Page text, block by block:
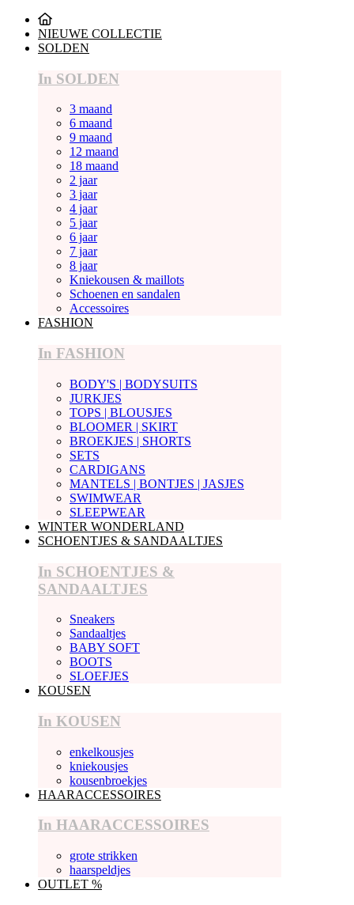
NIEUWE COLLECTIE
SOLDEN
In SOLDEN
3 maand
6 maand
9 maand
12 maand
18 maand
2 jaar
3 jaar
4 jaar
5 jaar
6 jaar
7 jaar
8 jaar
Kniekousen & maillots
Schoenen en sandalen
Accessoires
FASHION
In FASHION
BODY'S | BODYSUITS
JURKJES
TOPS | BLOUSJES
BLOOMER | SKIRT
BROEKJES | SHORTS
SETS
CARDIGANS
MANTELS | BONTJES | JASJES
SWIMWEAR
SLEEPWEAR
WINTER WONDERLAND
SCHOENTJES & SANDAALTJES
In SCHOENTJES &
SANDAALTJES
Sneakers
Sandaaltjes
BABY SOFT
BOOTS
SLOEFJES
KOUSEN
In KOUSEN
enkelkousjes
kniekousjes
kousenbroekjes
HAARACCESSOIRES
In HAARACCESSOIRES
grote strikken
haarspeldjes
OUTLET %